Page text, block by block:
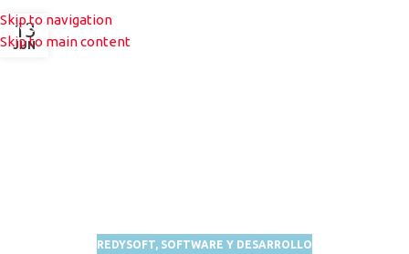
Skip to navigation
Skip to main content
MENU
13
JUN
REDYSOFT, SOFTWARE Y DESARROLLO